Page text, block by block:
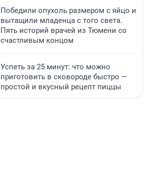
Победили опухоль размером с яйцо и
вытащили младенца с того света.
Пять историй врачей из Тюмени со
счастливым концом
Успеть за 25 минут: что можно
приготовить в сковороде быстро —
простой и вкусный рецепт пиццы